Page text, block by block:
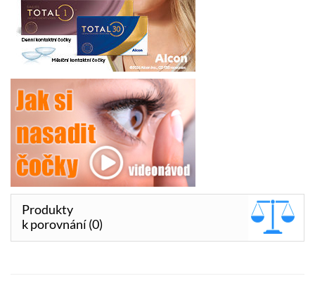
Produkty
k porovnání (0)